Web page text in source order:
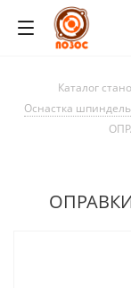
Каталог
Оснастка